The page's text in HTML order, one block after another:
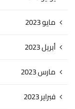
مايو 2023
أبريل 2023
مارس 2023
فبراير 2023